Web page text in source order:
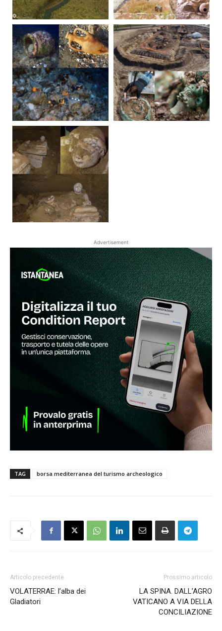
Advertisement
TAG borsa mediterranea del turismo archeologico
Articolo precedente
VOLATERRAE: l’alba dei
Gladiatori
Prossimo articolo
LA SPINA. DALL’AGRO
VATICANO A VIA DELLA
CONCILIAZIONE